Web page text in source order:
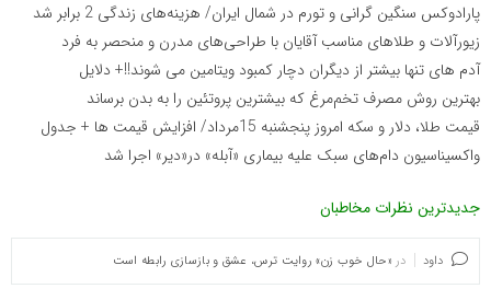
پارادوکس سنگین گرانی و تورم در شمال ایران/ هزینه‌های زندگی 2 برابر ‌شد
زیورآلات و طلاهای مناسب آقایان با طراحی‌های مدرن و منحصر به فرد
آدم های تنها بیشتر از دیگران دچار کمبود ویتامین می شوند!!+ دلایل
بهترین روش مصرف تخم‌مرغ که بیشترین پروتئین را به بدن برساند
قیمت طلا، دلار و سکه امروز پنجشنبه 15مرداد/ افزایش قیمت ها + جدول
واکسیناسیون دام‌های سبک علیه بیماری «آبله» در«دیر» اجرا شد
جدیدترین نظرات مخاطبان
داود در «حال خوب زن» روایت ترس، عشق و بازسازی رابطه است